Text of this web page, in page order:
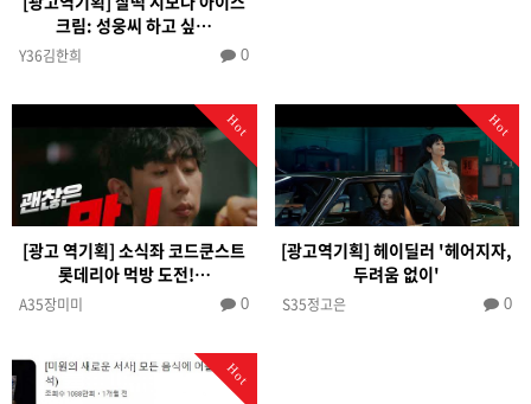
크림: 성웅씨 하고 싶…
Y36김한희 0
Hot
[광고 역기획] 소식좌 코드쿤스트
롯데리아 먹방 도전!…
A35장미미 0
Hot
[광고역기획] 헤이딜러 '헤어지자,
두려움 없이'
S35정고은 0
Hot